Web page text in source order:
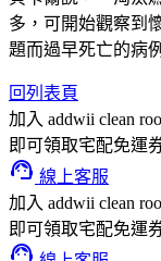
多，可開始觀察到
題而過早死亡的病
回列表頁
加入 addwii clean
即可領取宅配免運
support_agent 線上客服
加入 addwii clean
即可領取宅配免運
support_agent